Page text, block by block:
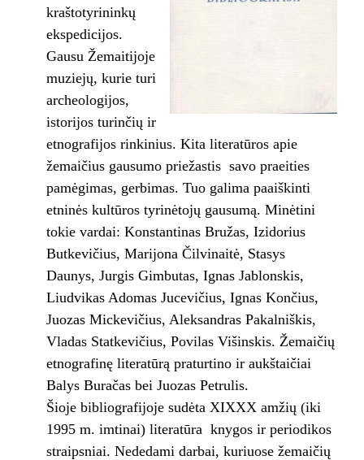
kraštotyrininkų
ekspedicijos.
Gausu Žemaitijoje
muziejų, kurie turi
archeologijos,
istorijos turinčių ir
etnografijos rinkinius. Kita literatūros apie
žemaičius gausumo priežastis ­ savo praeities
pamėgimas, gerbimas. Tuo galima paaiškinti
etninės kultūros tyrinėtojų gausumą. Minėtini
tokie vardai: Konstantinas Bružas, Izidorius
Butkevičius, Marijona Čilvinaitė, Stasys
Daunys, Jurgis Gimbutas, Ignas Jablonskis,
Liudvikas Adomas Jucevičius, Ignas Končius,
Juozas Mickevičius, Aleksandras Pakalniškis,
Vladas Statkevičius, Povilas Višinskis. Žemaičių
etnografinę literatūrą praturtino ir aukštaičiai
Balys Buračas bei Juozas Petrulis.
Šioje bibliografijoje sudėta XIX­XX amžių (iki
1995 m. imtinai) literatūra ­ knygos ir periodikos
straipsniai. Nededami darbai, kuriuose žemaičių